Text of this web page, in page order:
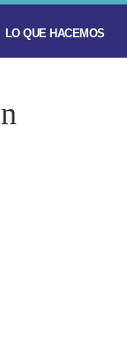
LO QUE HACEMOS